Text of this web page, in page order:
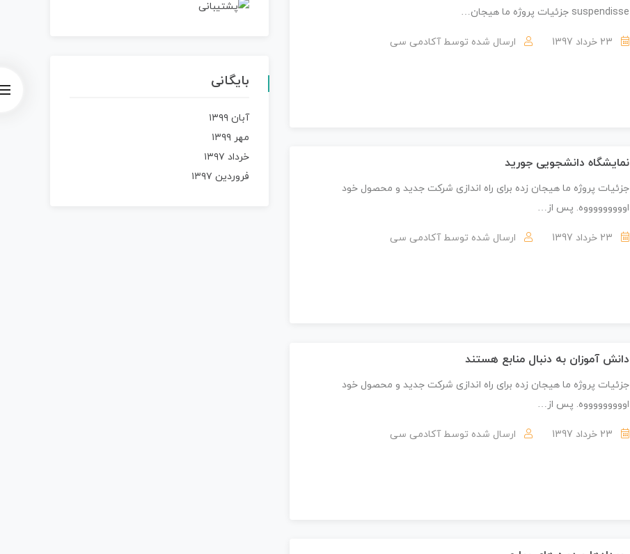
suspendisse جزئیات پروژه ما هیجان…
23 خرداد 1397 ارسال شده توسطآکادمی سی
نمایشگاه دانشجویی جورید
جزئیات پروژه ما هیجان زده برای راه اندازی شرکت جدید و محصول خود
اوووووووووه. پس از…
23 خرداد 1397 ارسال شده توسطآکادمی سی
دانش آموزان به دنبال منابع هستند
جزئیات پروژه ما هیجان زده برای راه اندازی شرکت جدید و محصول خود
اوووووووووه. پس از…
23 خرداد 1397 ارسال شده توسطآکادمی سی
بایگانی
آبان ۱۳۹۹
مهر ۱۳۹۹
خرداد ۱۳۹۷
فروردین ۱۳۹۷